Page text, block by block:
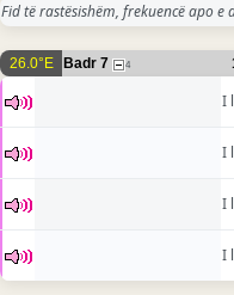
Fid të rastësishëm, frekuencë apo e
26.0°E Badr 7 4
I
I
I
I